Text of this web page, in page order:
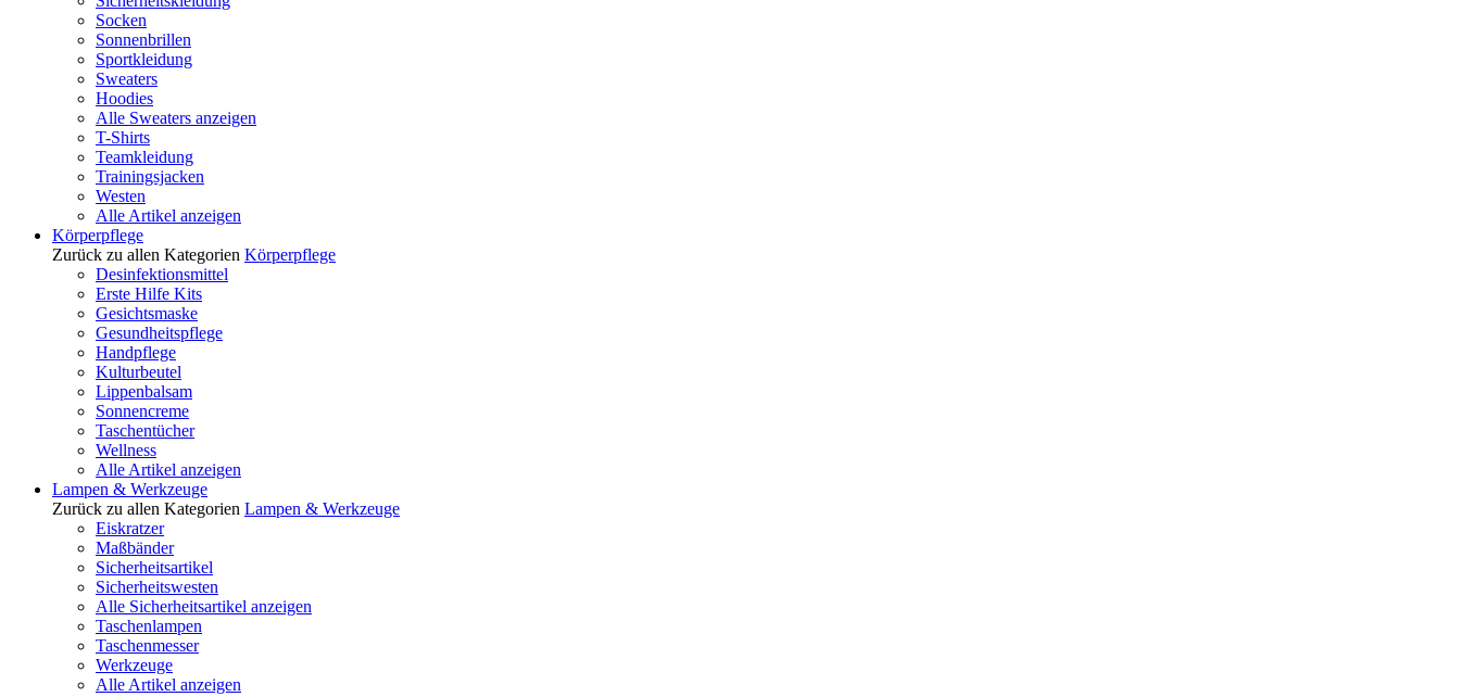
Socken
Sonnenbrillen
Sportkleidung
Sweaters
Hoodies
Alle Sweaters anzeigen
T-Shirts
Teamkleidung
Trainingsjacken
Westen
Alle Artikel anzeigen
Körperpflege
Zurück zu allen Kategorien Körperpflege
Desinfektionsmittel
Erste Hilfe Kits
Gesichtsmaske
Gesundheitspflege
Handpflege
Kulturbeutel
Lippenbalsam
Sonnencreme
Taschentücher
Wellness
Alle Artikel anzeigen
Lampen & Werkzeuge
Zurück zu allen Kategorien Lampen & Werkzeuge
Eiskratzer
Maßbänder
Sicherheitsartikel
Sicherheitswesten
Alle Sicherheitsartikel anzeigen
Taschenlampen
Taschenmesser
Werkzeuge
Alle Artikel anzeigen